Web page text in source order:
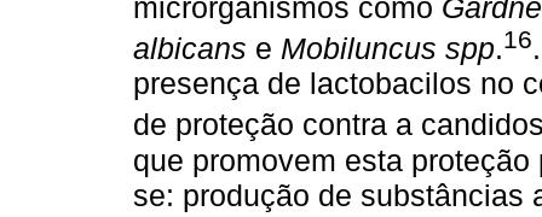
microrganismos como
albicans e Mobiluncus spp.16
presença de lactobacilos no
de proteção contra a
que promovem esta
se: produção de substâncias